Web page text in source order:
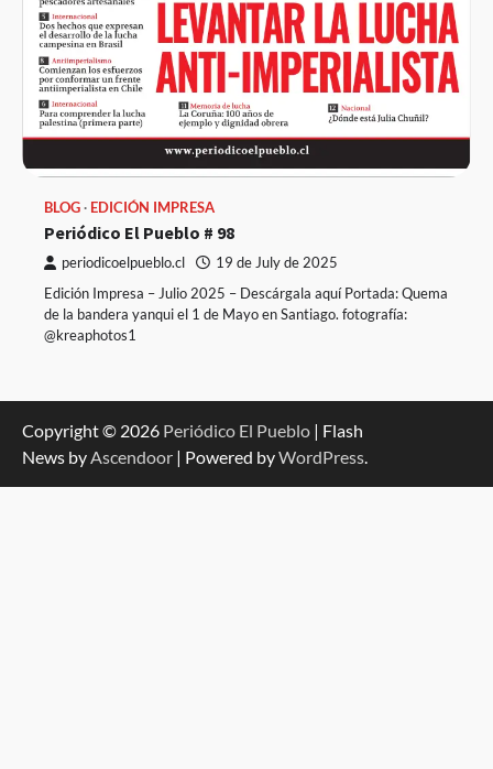
BLOG EDICIÓN IMPRESA
Periódico El Pueblo # 98
periodicoelpueblo.cl 19 de July de 2025
Edición Impresa – Julio 2025 – Descárgala aquí Portada: Quema
de la bandera yanqui el 1 de Mayo en Santiago. fotografía:
@kreaphotos1
Copyright © 2026 Periódico El Pueblo | Flash
News byAscendoor | Powered byWordPress.